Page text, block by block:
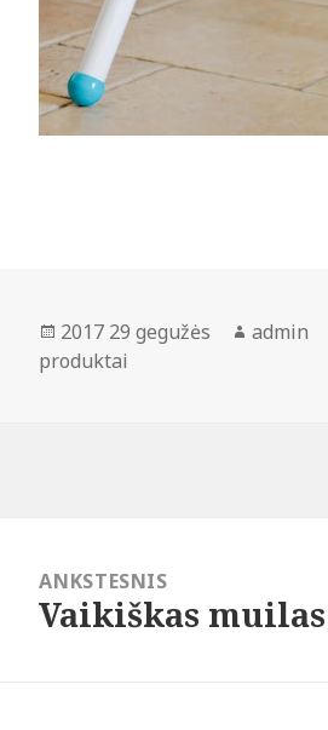
Paskelbta
2017 29 gegužės Autorius
admin
produktai
ANKSTESNIS
Ankstesnis
Vaikiškas muilas